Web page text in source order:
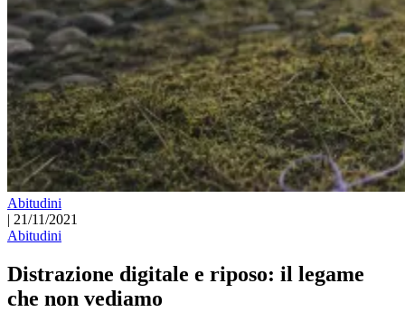
Abitudini
| 21/11/2021
Abitudini
Distrazione digitale e riposo: il legame
che non vediamo